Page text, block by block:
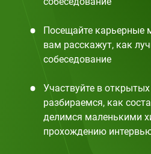
Посещайте карьерные
вам расскажут, как
собеседование
Участвуйте в
разбираемся, как
делимся маленькими
прохождению